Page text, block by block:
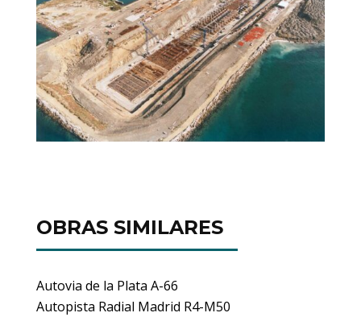
OBRAS SIMILARES
Autovia de la Plata A-66
Autopista Radial Madrid R4-M50